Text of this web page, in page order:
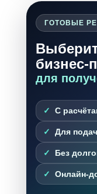
ГОТОВЫЕ
бизнес-
для
С
Для
Без
Онлайн-